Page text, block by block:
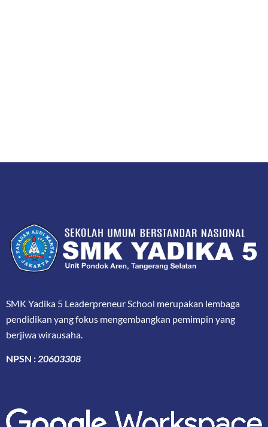
SMK Yadika 5 Leaderpreneur School merupakan lembaga
pendidikan yang fokus mengembangkan pemimpin yang
berjiwa wirausaha.
NPSN :20603308